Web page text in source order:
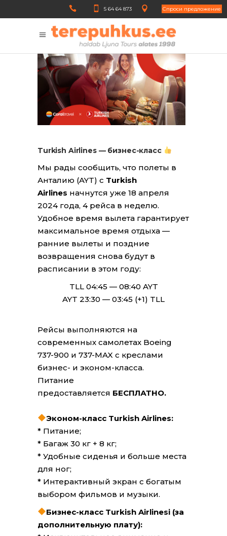
5 64 64 873 Cпроси предложение
Turkish Airlines — бизнес-класс
Мы рады сообщить, что полеты в
Анталию (AYT) с Turkish
Airlines начнутся уже 18 апреля
2024 года, 4 рейса в неделю.
Удобное время вылета гарантирует
максимальное время отдыха —
ранние вылеты и поздние
возвращения снова будут в
расписании в этом году:
TLL 04:45 — 08:40 AYT
AYT 23:30 — 03:45 (+1) TLL
Рейсы выполняются на
современных самолетах Boeing
737-900 и 737-MAX с креслами
бизнес- и эконом-класса.
Питание
предоставляется БЕСПЛАТНО.
Эконом-класс Turkish Airlines:
* Питание;
* Багаж 30 кг + 8 кг;
* Удобные сиденья и больше места
для ног;
* Интерактивный экран с богатым
выбором фильмов и музыки.
Бизнес-класс Turkish Airlinesi (за
дополнительную плату):